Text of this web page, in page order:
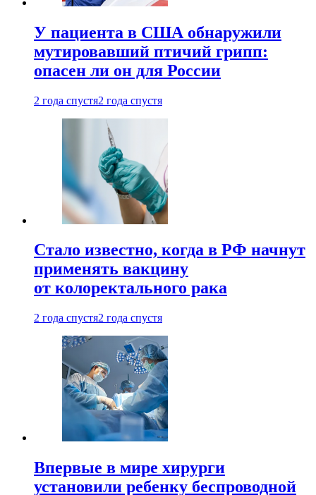
У пациента в США обнаружили
мутировавший птичий грипп:
опасен ли он для России
2 года спустя2 года спустя
Стало известно, когда в РФ начнут
применять вакцину
от колоректального рака
2 года спустя2 года спустя
Впервые в мире хирурги
установили ребенку беспроводной